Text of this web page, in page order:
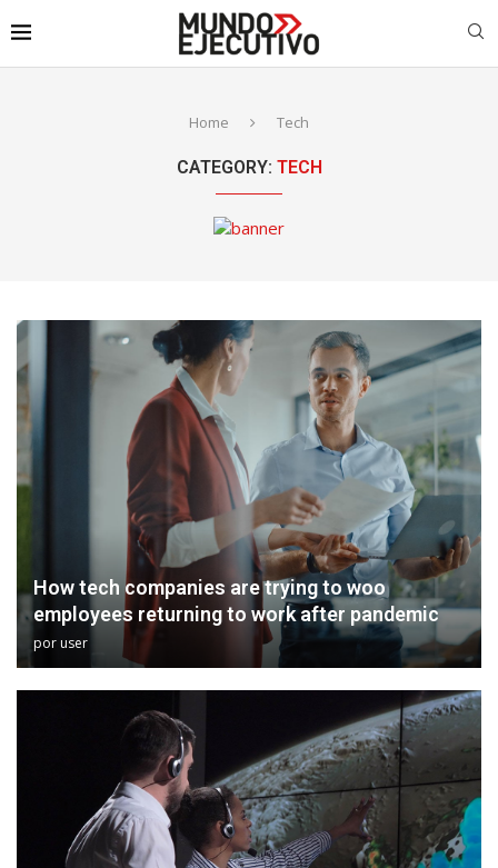
Home Tech
CATEGORY: TECH
How tech companies are trying to woo
employees returning to work after pandemic
poruser